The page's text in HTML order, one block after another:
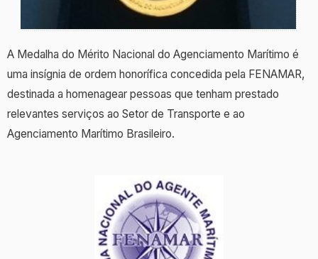
A Medalha do Mérito Nacional do Agenciamento Marítimo é
uma insígnia de ordem honorífica concedida pela FENAMAR,
destinada a homenagear pessoas que tenham prestado
relevantes serviços ao Setor de Transporte e ao
Agenciamento Marítimo Brasileiro.